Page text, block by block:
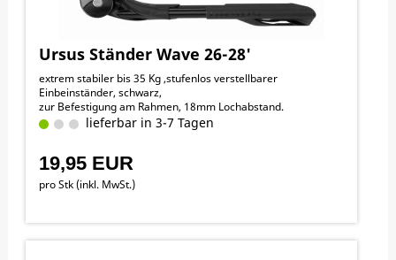
Ursus Ständer Wave 26-28'
extrem stabiler bis 35 Kg ,stufenlos verstellbarer
Einbeinständer, schwarz,
zur Befestigung am Rahmen, 18mm Lochabstand.
lieferbar in 3-7 Tagen
19,95 EUR
pro Stk (inkl. MwSt.)